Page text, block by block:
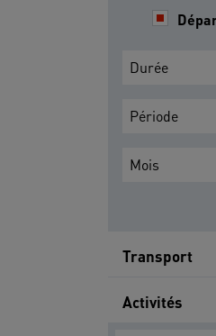
Durée
Période
Mois
Transport
Activités